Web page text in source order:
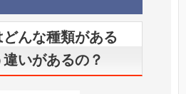
んな種類がある
いがあるの？